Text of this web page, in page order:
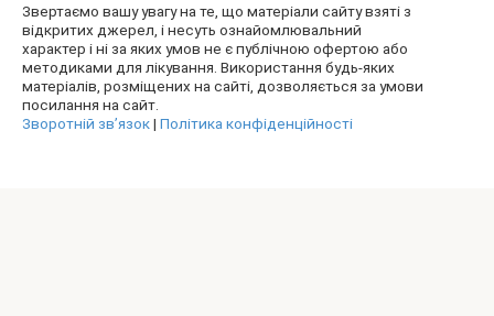
Звертаємо вашу увагу на те, що матеріали сайту взяті з
відкритих джерел, і несуть ознайомлювальний
характер і ні за яких умов не є публічною офертою або
методиками для лікування. Використання будь-яких
матеріалів, розміщених на сайті, дозволяється за умови
посилання на сайт.
Зворотній зв’язок| Політика конфіденційності